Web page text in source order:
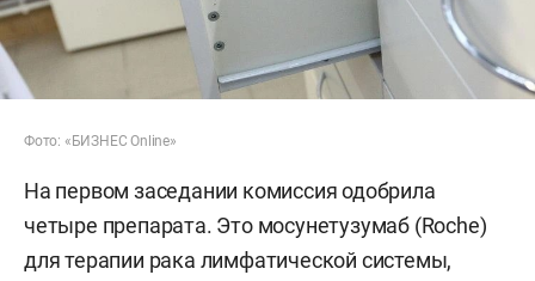
Фото: «БИЗНЕС Online»
На первом заседании комиссия одобрила
четыре препарата. Это мосунетузумаб (Roche)
для терапии рака лимфатической системы,